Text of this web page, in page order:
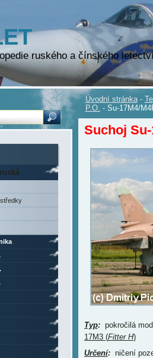
ruského a čínského
Úvodní stránka -
P.O. - Su-17M4/
Suchoj Su-
Typ:pokročilá
17M3 (Fitter H)
Určení:ničení